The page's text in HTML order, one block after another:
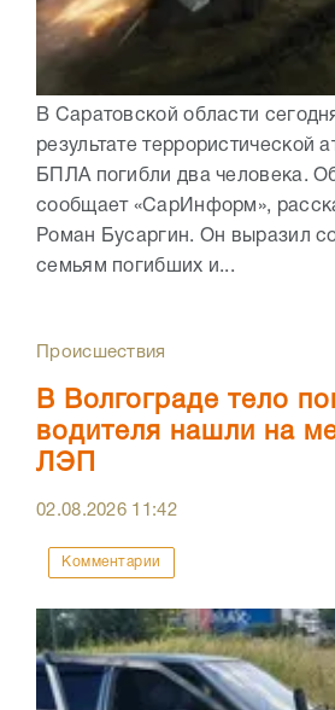
В Саратовской области
результате террористической
БПЛА погибли два человека.
сообщает «СарИнформ»,
Роман Бусаргин. Он выразил
семьям погибших и...
Происшествия
В Волгограде тело
водителя нашли на
ЛЭП
02.08.2026 11:42
Комментарии